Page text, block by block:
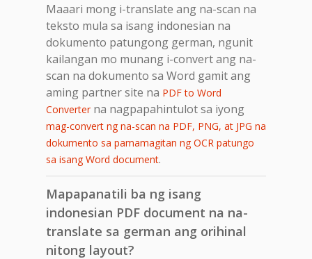
Maaari mong i-translate ang na-scan na
teksto mula sa isang indonesian na
dokumento patungong german, ngunit
kailangan mo munang i-convert ang na-
scan na dokumento sa Word gamit ang
aming partner site na PDF to Word
Converterna nagpapahintulot sa iyong
mag-convert ng na-scan na PDF, PNG, at JPG na
dokumento sa pamamagitan ng OCR patungo
sa isang Word document.
Mapapanatili ba ng isang
indonesian PDF document na na-
translate sa german ang orihinal
nitong layout?